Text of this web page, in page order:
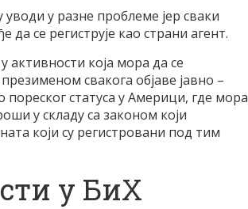
у разне проблеме јер сваки
се региструје као страни агент.
активности која мора да се
свакога објаве јавно –
статуса у Америци, где мора
у складу са законом који
који су регистровани под тим
у БиХ